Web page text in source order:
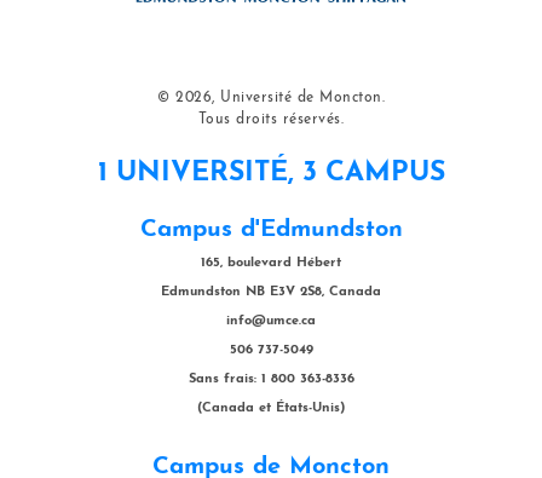
© 2026, Université de Moncton.
Tous droits réservés.
1 UNIVERSITÉ, 3 CAMPUS
Campus d'Edmundston
165, boulevard Hébert
Edmundston NB E3V 2S8, Canada
info@umce.ca
506 737-5049
Sans frais: 1 800 363-8336
(Canada et États-Unis)
Campus de Moncton